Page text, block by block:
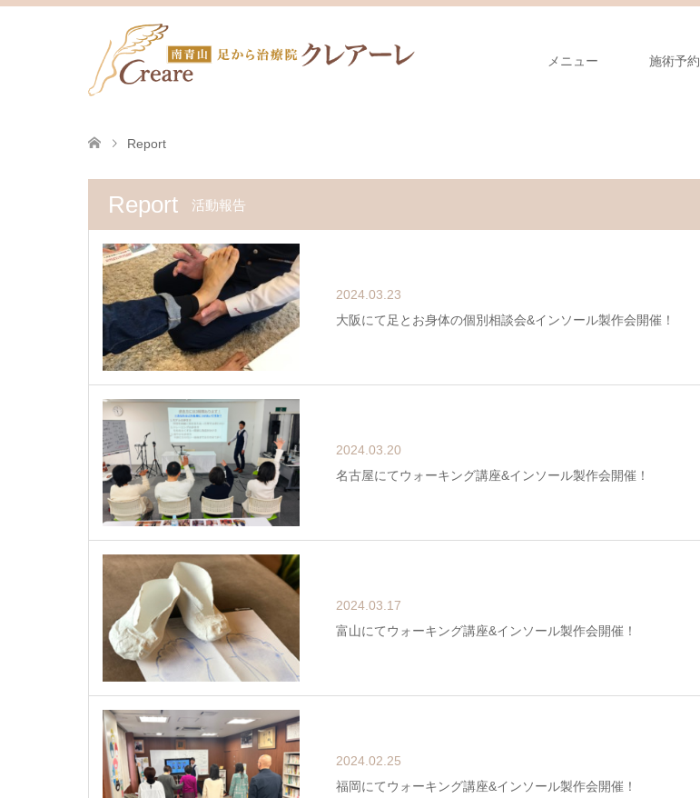
メニュー 施術予約
Report
Report 活動報告
2024.03.23
大阪にて足とお身体の個別相談会&インソール製作会開催！
2024.03.20
名古屋にてウォーキング講座&インソール製作会開催！
2024.03.17
富山にてウォーキング講座&インソール製作会開催！
2024.02.25
福岡にてウォーキング講座&インソール製作会開催！